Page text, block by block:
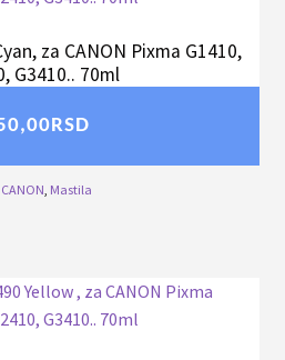
za CANON Pixma G1410,
G3410.. 70ml
RSD
, Mastila